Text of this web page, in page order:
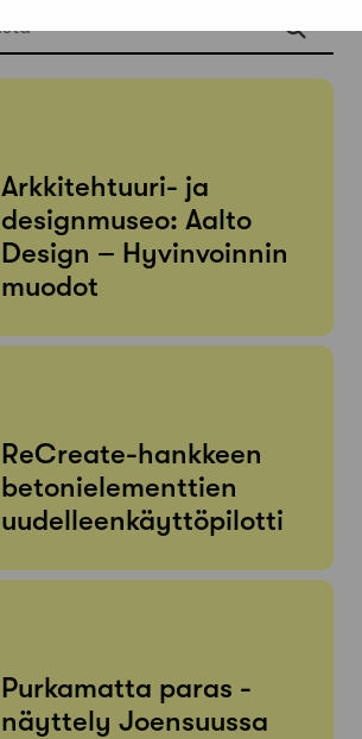
Arkkitehtuuri- ja
designmuseo: Aalto
Design – Hyvinvoinnin
muodot
ReCreate-hankkeen
betonielementtien
uudelleenkäyttöpilotti
Purkamatta paras -
näyttely Joensuussa